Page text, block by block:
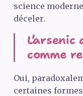
science
déceler.
comme
Oui,
certaines